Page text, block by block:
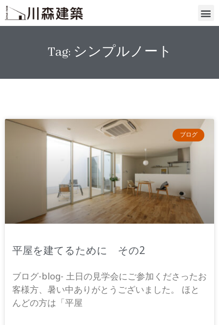
Tag: シンプルノート
ブログ
平屋を建てるために その2
ブログ-blog- 土日の見学会にご参加くださったお
客様方、暑い中ありがとうございました。 ほと
んどの方は「平屋